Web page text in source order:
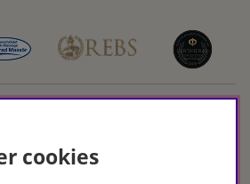
cookies